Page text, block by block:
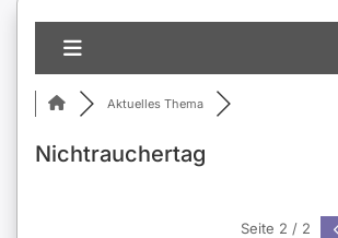
Aktuelles Thema
Nichtrauchertag
Seite 2 / 2